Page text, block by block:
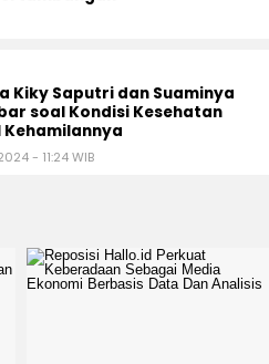
Kiky Saputri dan Suaminya
soal Kondisi Kesehatan
Kehamilannya
- 11:24 WIB